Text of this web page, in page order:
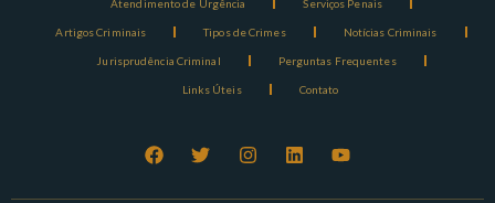
Atendimento de Urgência Serviços Penais
Artigos Criminais Tipos de Crimes Notícias Criminais
Jurisprudência Criminal Perguntas Frequentes
Links Úteis Contato